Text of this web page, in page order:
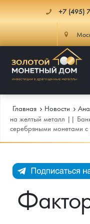
+7 (495)
Каталог
Каталог Монет
Монеты Россия и СССР
Памятные и старинные
Инфо
Подлинность монет
Услуги
Главная Новости
на желтый металл || Банк
серебряными монетами